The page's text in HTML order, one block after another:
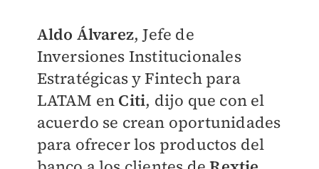
Aldo Álvarez, Jefe de
Inversiones Institucionales
Estratégicas y Fintech para
LATAM en Citi, dijo que con el
acuerdo se crean oportunidades
para ofrecer los productos del